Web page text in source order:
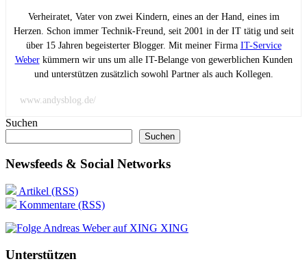
Verheiratet, Vater von zwei Kindern, eines an der Hand, eines im
Herzen. Schon immer Technik-Freund, seit 2001 in der IT tätig und seit
über 15 Jahren begeisterter Blogger. Mit meiner Firma IT-Service
Weberkümmern wir uns um alle IT-Belange von gewerblichen Kunden
und unterstützen zusätzlich sowohl Partner als auch Kollegen.
www.andysblog.de/
Suchen
Suchen
Newsfeeds & Social Networks
Artikel (RSS)
Kommentare (RSS)
XING
Unterstützen